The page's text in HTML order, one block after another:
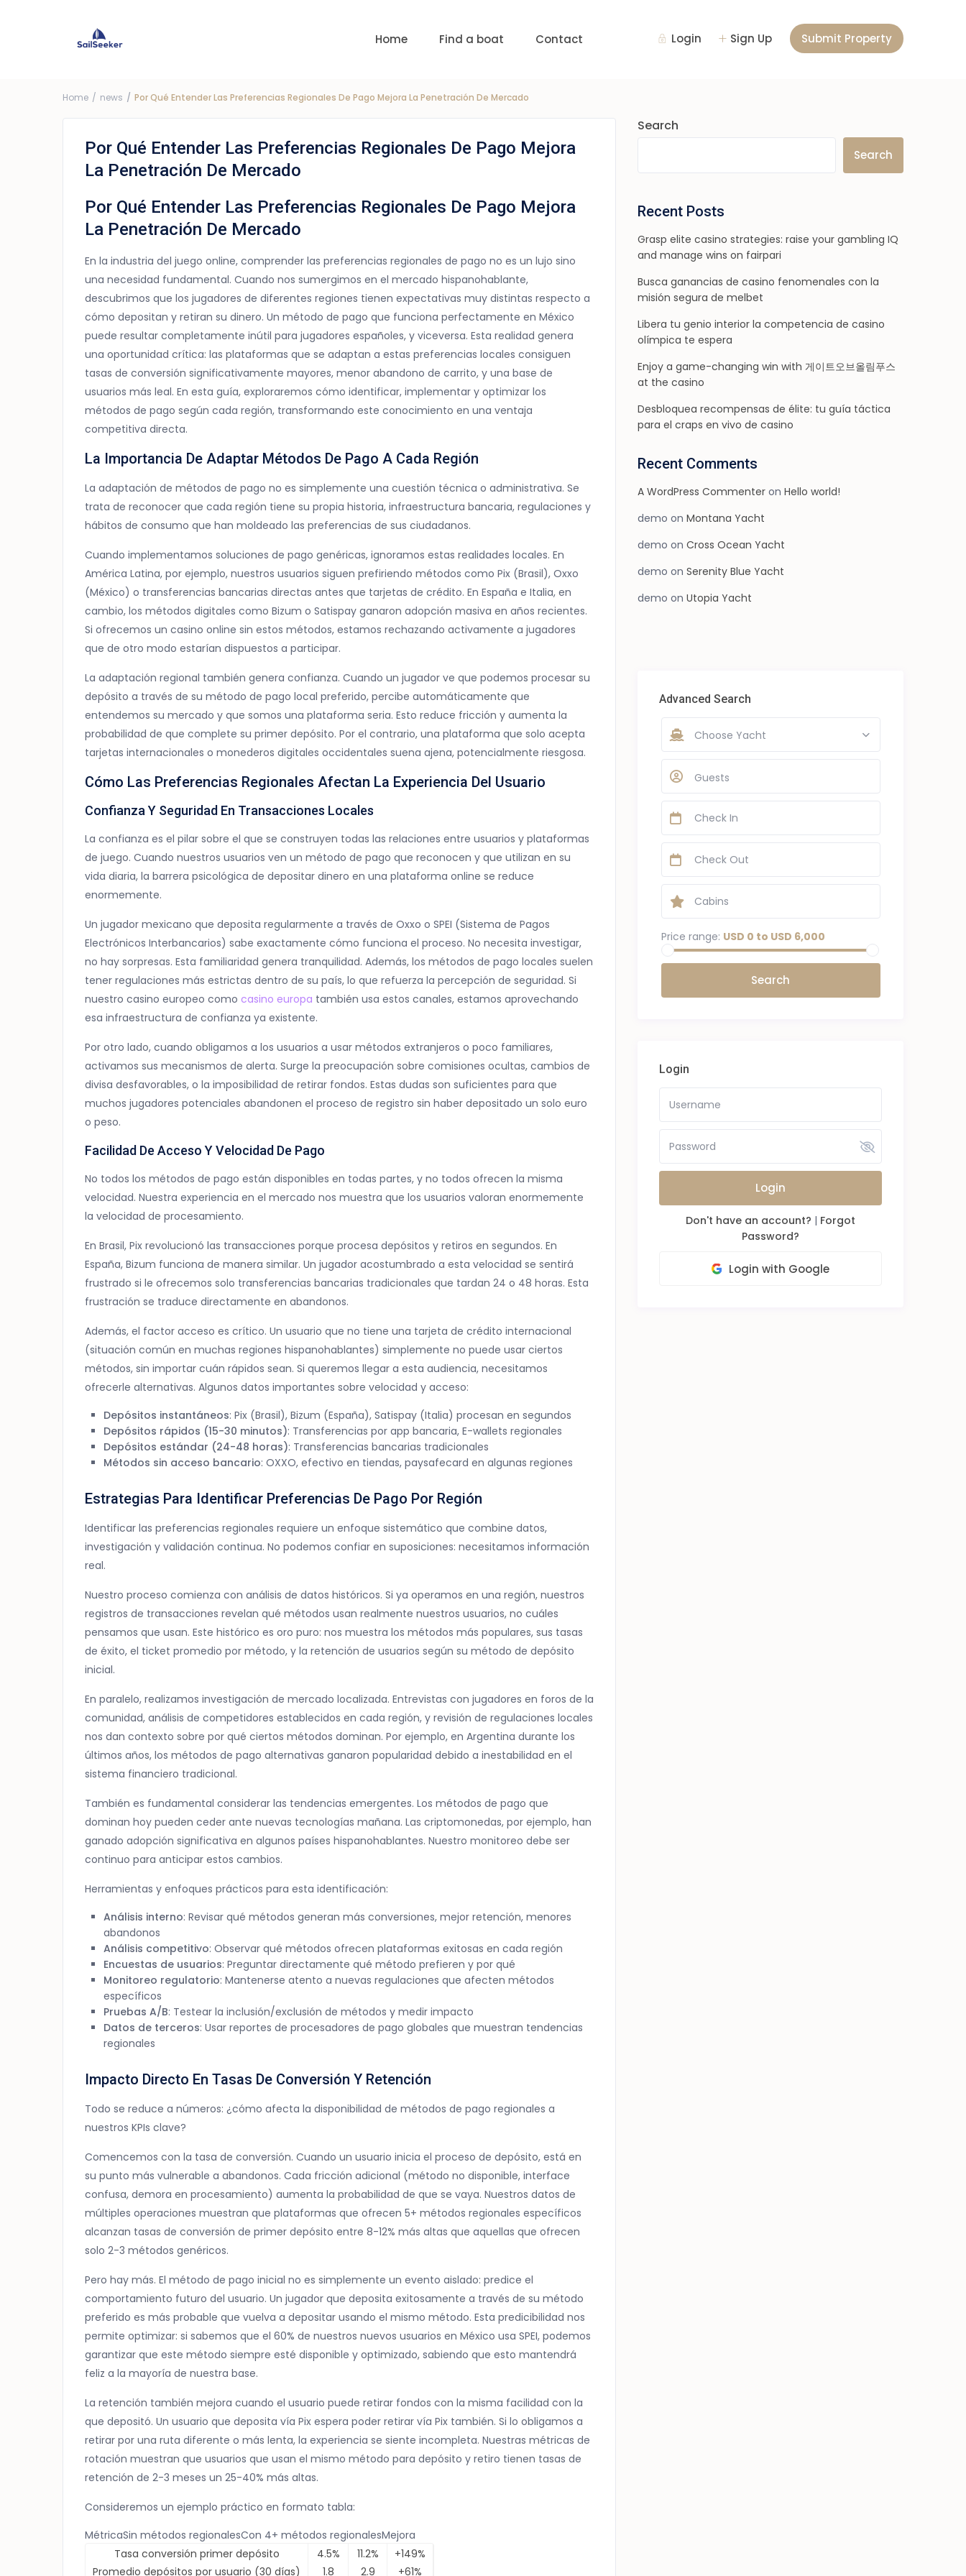
Login Sign Up Submit Property
Home Find a boat Contact
USD 0 to USD 6,000
Home news Por Qué Entender Las Preferencias Regionales De Pago Mejora La Penetración De Mercado
Por Qué Entender Las Preferencias Regionales De Pago Mejora
La Penetración De Mercado
Por Qué Entender Las Preferencias Regionales De Pago Mejora
La Penetración De Mercado
En la industria del juego online, comprender las preferencias regionales de pago no es un lujo sino
una necesidad fundamental. Cuando nos sumergimos en el mercado hispanohablante,
descubrimos que los jugadores de diferentes regiones tienen expectativas muy distintas respecto a
cómo depositan y retiran su dinero. Un método de pago que funciona perfectamente en México
puede resultar completamente inútil para jugadores españoles, y viceversa. Esta realidad genera
una oportunidad crítica: las plataformas que se adaptan a estas preferencias locales consiguen
tasas de conversión significativamente mayores, menor abandono de carrito, y una base de
usuarios más leal. En esta guía, exploraremos cómo identificar, implementar y optimizar los
métodos de pago según cada región, transformando este conocimiento en una ventaja
competitiva directa.
La Importancia De Adaptar Métodos De Pago A Cada Región
La adaptación de métodos de pago no es simplemente una cuestión técnica o administrativa. Se
trata de reconocer que cada región tiene su propia historia, infraestructura bancaria, regulaciones y
hábitos de consumo que han moldeado las preferencias de sus ciudadanos.
Cuando implementamos soluciones de pago genéricas, ignoramos estas realidades locales. En
América Latina, por ejemplo, nuestros usuarios siguen prefiriendo métodos como Pix (Brasil), Oxxo
(México) o transferencias bancarias directas antes que tarjetas de crédito. En España e Italia, en
cambio, los métodos digitales como Bizum o Satispay ganaron adopción masiva en años recientes.
Si ofrecemos un casino online sin estos métodos, estamos rechazando activamente a jugadores
que de otro modo estarían dispuestos a participar.
La adaptación regional también genera confianza. Cuando un jugador ve que podemos procesar su
depósito a través de su método de pago local preferido, percibe automáticamente que
entendemos su mercado y que somos una plataforma seria. Esto reduce fricción y aumenta la
probabilidad de que complete su primer depósito. Por el contrario, una plataforma que solo acepta
tarjetas internacionales o monederos digitales occidentales suena ajena, potencialmente riesgosa.
Cómo Las Preferencias Regionales Afectan La Experiencia Del Usuario
Confianza Y Seguridad En Transacciones Locales
La confianza es el pilar sobre el que se construyen todas las relaciones entre usuarios y plataformas
de juego. Cuando nuestros usuarios ven un método de pago que reconocen y que utilizan en su
vida diaria, la barrera psicológica de depositar dinero en una plataforma online se reduce
enormemente.
Un jugador mexicano que deposita regularmente a través de Oxxo o SPEI (Sistema de Pagos
Electrónicos Interbancarios) sabe exactamente cómo funciona el proceso. No necesita investigar,
no hay sorpresas. Esta familiaridad genera tranquilidad. Además, los métodos de pago locales suelen
tener regulaciones más estrictas dentro de su país, lo que refuerza la percepción de seguridad. Si
nuestro casino europeo como casino europa también usa estos canales, estamos aprovechando
esa infraestructura de confianza ya existente.
Por otro lado, cuando obligamos a los usuarios a usar métodos extranjeros o poco familiares,
activamos sus mecanismos de alerta. Surge la preocupación sobre comisiones ocultas, cambios de
divisa desfavorables, o la imposibilidad de retirar fondos. Estas dudas son suficientes para que
muchos jugadores potenciales abandonen el proceso de registro sin haber depositado un solo euro
o peso.
Facilidad De Acceso Y Velocidad De Pago
No todos los métodos de pago están disponibles en todas partes, y no todos ofrecen la misma
velocidad. Nuestra experiencia en el mercado nos muestra que los usuarios valoran enormemente
la velocidad de procesamiento.
En Brasil, Pix revolucionó las transacciones porque procesa depósitos y retiros en segundos. En
España, Bizum funciona de manera similar. Un jugador acostumbrado a esta velocidad se sentirá
frustrado si le ofrecemos solo transferencias bancarias tradicionales que tardan 24 o 48 horas. Esta
frustración se traduce directamente en abandonos.
Además, el factor acceso es crítico. Un usuario que no tiene una tarjeta de crédito internacional
(situación común en muchas regiones hispanohablantes) simplemente no puede usar ciertos
métodos, sin importar cuán rápidos sean. Si queremos llegar a esta audiencia, necesitamos
ofrecerle alternativas. Algunos datos importantes sobre velocidad y acceso:
Depósitos instantáneos: Pix (Brasil), Bizum (España), Satispay (Italia) procesan en segundos
Depósitos rápidos (15-30 minutos): Transferencias por app bancaria, E-wallets regionales
Depósitos estándar (24-48 horas): Transferencias bancarias tradicionales
Métodos sin acceso bancario: OXXO, efectivo en tiendas, paysafecard en algunas regiones
Estrategias Para Identificar Preferencias De Pago Por Región
Identificar las preferencias regionales requiere un enfoque sistemático que combine datos,
investigación y validación continua. No podemos confiar en suposiciones: necesitamos información
real.
Nuestro proceso comienza con análisis de datos históricos. Si ya operamos en una región, nuestros
registros de transacciones revelan qué métodos usan realmente nuestros usuarios, no cuáles
pensamos que usan. Este histórico es oro puro: nos muestra los métodos más populares, sus tasas
de éxito, el ticket promedio por método, y la retención de usuarios según su método de depósito
inicial.
En paralelo, realizamos investigación de mercado localizada. Entrevistas con jugadores en foros de la
comunidad, análisis de competidores establecidos en cada región, y revisión de regulaciones locales
nos dan contexto sobre por qué ciertos métodos dominan. Por ejemplo, en Argentina durante los
últimos años, los métodos de pago alternativas ganaron popularidad debido a inestabilidad en el
sistema financiero tradicional.
También es fundamental considerar las tendencias emergentes. Los métodos de pago que
dominan hoy pueden ceder ante nuevas tecnologías mañana. Las criptomonedas, por ejemplo, han
ganado adopción significativa en algunos países hispanohablantes. Nuestro monitoreo debe ser
continuo para anticipar estos cambios.
Herramientas y enfoques prácticos para esta identificación:
Análisis interno: Revisar qué métodos generan más conversiones, mejor retención, menores
abandonos
Análisis competitivo: Observar qué métodos ofrecen plataformas exitosas en cada región
Encuestas de usuarios: Preguntar directamente qué método prefieren y por qué
Monitoreo regulatorio: Mantenerse atento a nuevas regulaciones que afecten métodos
específicos
Pruebas A/B: Testear la inclusión/exclusión de métodos y medir impacto
Datos de terceros: Usar reportes de procesadores de pago globales que muestran tendencias
regionales
Impacto Directo En Tasas De Conversión Y Retención
Todo se reduce a números: ¿cómo afecta la disponibilidad de métodos de pago regionales a
nuestros KPIs clave?
Comencemos con la tasa de conversión. Cuando un usuario inicia el proceso de depósito, está en
su punto más vulnerable a abandonos. Cada fricción adicional (método no disponible, interface
confusa, demora en procesamiento) aumenta la probabilidad de que se vaya. Nuestros datos de
múltiples operaciones muestran que plataformas que ofrecen 5+ métodos regionales específicos
alcanzan tasas de conversión de primer depósito entre 8-12% más altas que aquellas que ofrecen
solo 2-3 métodos genéricos.
Pero hay más. El método de pago inicial no es simplemente un evento aislado: predice el
comportamiento futuro del usuario. Un jugador que deposita exitosamente a través de su método
preferido es más probable que vuelva a depositar usando el mismo método. Esta predicibilidad nos
permite optimizar: si sabemos que el 60% de nuestros nuevos usuarios en México usa SPEI, podemos
garantizar que este método siempre esté disponible y optimizado, sabiendo que esto mantendrá
feliz a la mayoría de nuestra base.
La retención también mejora cuando el usuario puede retirar fondos con la misma facilidad con la
que depositó. Un usuario que deposita vía Pix espera poder retirar vía Pix también. Si lo obligamos a
retirar por una ruta diferente o más lenta, la experiencia se siente incompleta. Nuestras métricas de
rotación muestran que usuarios que usan el mismo método para depósito y retiro tienen tasas de
retención de 2-3 meses un 25-40% más altas.
Consideremos un ejemplo práctico en formato tabla:
MétricaSin métodos regionalesCon 4+ métodos regionalesMejora
Tasa conversión primer depósito
4.5% 11.2%
+149%
Promedio depósitos por usuario (30 días)
1.8 2.9 +61%
Search
Search
Recent Posts
Grasp elite casino strategies: raise your gambling IQ
and manage wins on fairpari
Busca ganancias de casino fenomenales con la
misión segura de melbet
Libera tu genio interior la competencia de casino
olímpica te espera
Enjoy a game-changing win with 게이트오브올림푸스
at the casino
Desbloquea recompensas de élite: tu guía táctica
para el craps en vivo de casino
Recent Comments
A WordPress Commenter on Hello world!
demo on Montana Yacht
demo on Cross Ocean Yacht
demo on Serenity Blue Yacht
demo on Utopia Yacht
Advanced Search
Choose Yacht
Guests
Price range: USD 0 to USD 6,000
Login
Login
Don't have an account? | Forgot
Password?
Login with Google